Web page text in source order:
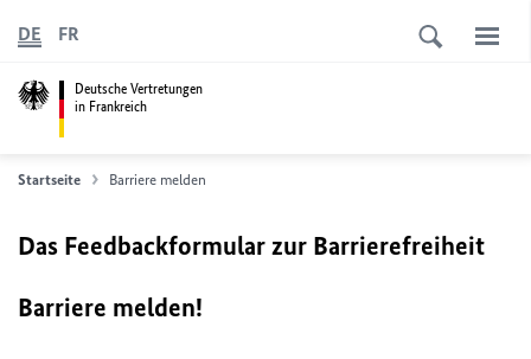
Deutsche Vertretungen
in Frankreich
DE FR
Startseite Barriere melden
Das Feedbackformular zur Barrierefreiheit
Barriere melden!